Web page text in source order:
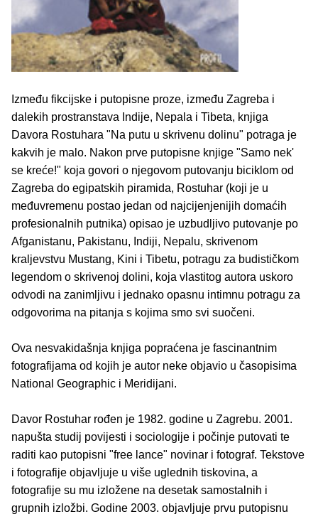
Između fikcijske i putopisne proze, između Zagreba i
dalekih prostranstava Indije, Nepala i Tibeta, knjiga
Davora Rostuhara "Na putu u skrivenu dolinu" potraga je
kakvih je malo. Nakon prve putopisne knjige "Samo nek'
se kreće!" koja govori o njegovom putovanju biciklom od
Zagreba do egipatskih piramida, Rostuhar (koji je u
međuvremenu postao jedan od najcijenjenijih domaćih
profesionalnih putnika) opisao je uzbudljivo putovanje po
Afganistanu, Pakistanu, Indiji, Nepalu, skrivenom
kraljevstvu Mustang, Kini i Tibetu, potragu za budističkom
legendom o skrivenoj dolini, koja vlastitog autora uskoro
odvodi na zanimljivu i jednako opasnu intimnu potragu za
odgovorima na pitanja s kojima smo svi suočeni.
Ova nesvakidašnja knjiga popraćena je fascinantnim
fotografijama od kojih je autor neke objavio u časopisima
National Geographic i Meridijani.
Davor Rostuhar rođen je 1982. godine u Zagrebu. 2001.
napušta studij povijesti i sociologije i počinje putovati te
raditi kao putopisni "free lance" novinar i fotograf. Tekstove
i fotografije objavljuje u više uglednih tiskovina, a
fotografije su mu izložene na desetak samostalnih i
grupnih izložbi. Godine 2003. objavljuje prvu putopisnu